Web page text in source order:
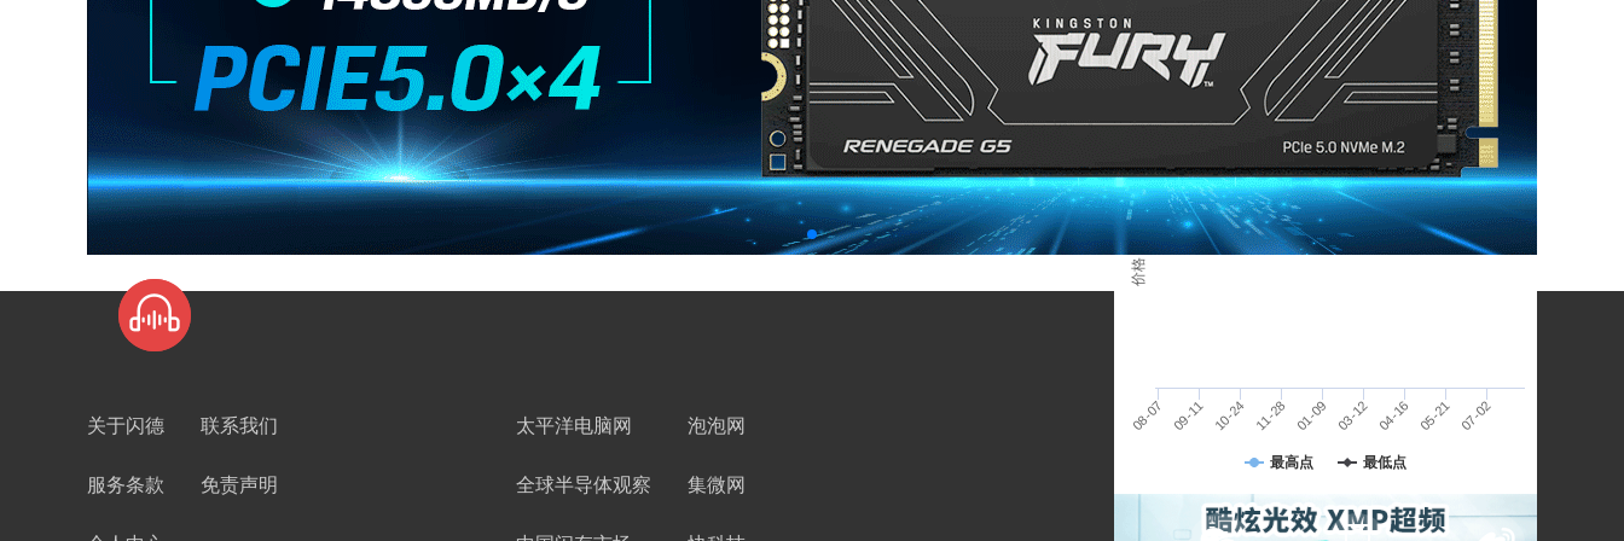
价格 / 单位：
人民币
数据来源：闪德资讯
08-07 01-09 07-02
09-11 10-24 11-28 03-12 04-16 05-21
最高点 最低点
关于闪德 联系我们
服务条款 免责声明
太平洋电脑网 泡泡网
全球半导体观察 集微网
存储未来，赢得先机